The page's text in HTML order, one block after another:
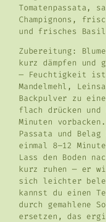
Tomatenpassata,
Champignons,
und frisches
Zubereitung:
kurz dämpfen und
— Feuchtigkeit
Mandelmehl,
Backpulver zu
flach drücken und
Minuten
Passata und
einmal 8–12
Lass den Boden
kurz ruhen — er
sich leichter
kannst du einen
durch gemahlene
ersetzen, das